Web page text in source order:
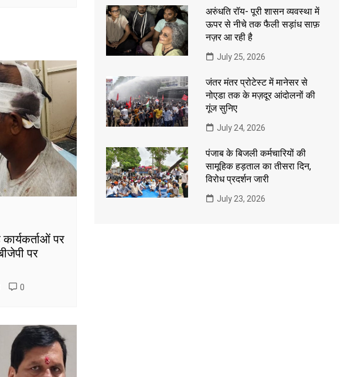
पर
पर
0
अरुंधति रॉय- पूरी शासन व्यवस्था में
ऊपर से नीचे तक फैली सड़ांध साफ़
नज़र आ रही है
July 25, 2026
जंतर मंतर प्रोटेस्ट में मानेसर से
नोएडा तक के मज़दूर आंदोलनों की
गूंज सुनिए
July 24, 2026
पंजाब के बिजली कर्मचारियों की
सामूहिक हड़ताल का तीसरा दिन,
विरोध प्रदर्शन जारी
July 23, 2026